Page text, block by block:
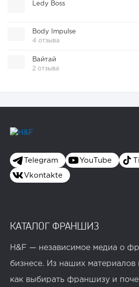
Ledy Boss
Body Impulse
4 отзыва
Вайтай
2 отзыва
Telegram YouTube
Vkontakte
КАТАЛОГ ФРАНШИЗ
H&F — независимое медиа о
бизнесе. Из наших материалов
как выбирать франшизу и